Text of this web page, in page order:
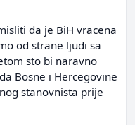
da je BiH vracena
od strane ljudi sa
sto bi naravno
Bosne i Hercegovine
stanovnista prije